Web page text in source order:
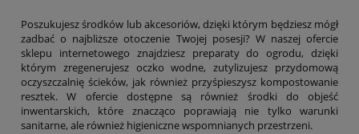
Poszukujesz środków lub akcesoriów, dzięki którym będziesz mógł
zadbać o najbliższe otoczenie Twojej posesji? W naszej ofercie
sklepu internetowego znajdziesz preparaty do ogrodu, dzięki
którym zregenerujesz oczko wodne, zutylizujesz przydomową
oczyszczalnię ścieków, jak również przyśpieszysz kompostowanie
resztek. W ofercie dostępne są również środki do objeść
inwentarskich, które znacząco poprawiają nie tylko warunki
sanitarne, ale również higieniczne wspomnianych przestrzeni.